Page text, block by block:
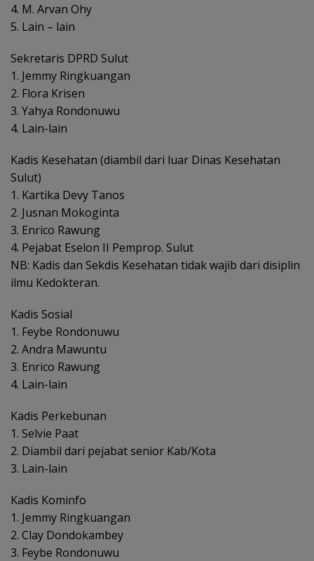
4. M. Arvan Ohy
5. Lain – lain
Sekretaris DPRD Sulut
1. Jemmy Ringkuangan
2. Flora Krisen
3. Yahya Rondonuwu
4. Lain-lain
Kadis Kesehatan (diambil dari luar Dinas Kesehatan
Sulut)
1. Kartika Devy Tanos
2. Jusnan Mokoginta
3. Enrico Rawung
4. Pejabat Eselon II Pemprop. Sulut
NB: Kadis dan Sekdis Kesehatan tidak wajib dari disiplin
ilmu Kedokteran.
Kadis Sosial
1. Feybe Rondonuwu
2. Andra Mawuntu
3. Enrico Rawung
4. Lain-lain
Kadis Perkebunan
1. Selvie Paat
2. Diambil dari pejabat senior Kab/Kota
3. Lain-lain
Kadis Kominfo
1. Jemmy Ringkuangan
2. Clay Dondokambey
3. Feybe Rondonuwu